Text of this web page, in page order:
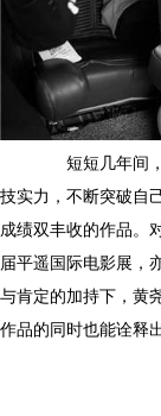
短短几年间，
技实力，不断突破自
成绩双丰收的作品。
届平遥国际电影展，
与肯定的加持下，黄
作品的同时也能诠释